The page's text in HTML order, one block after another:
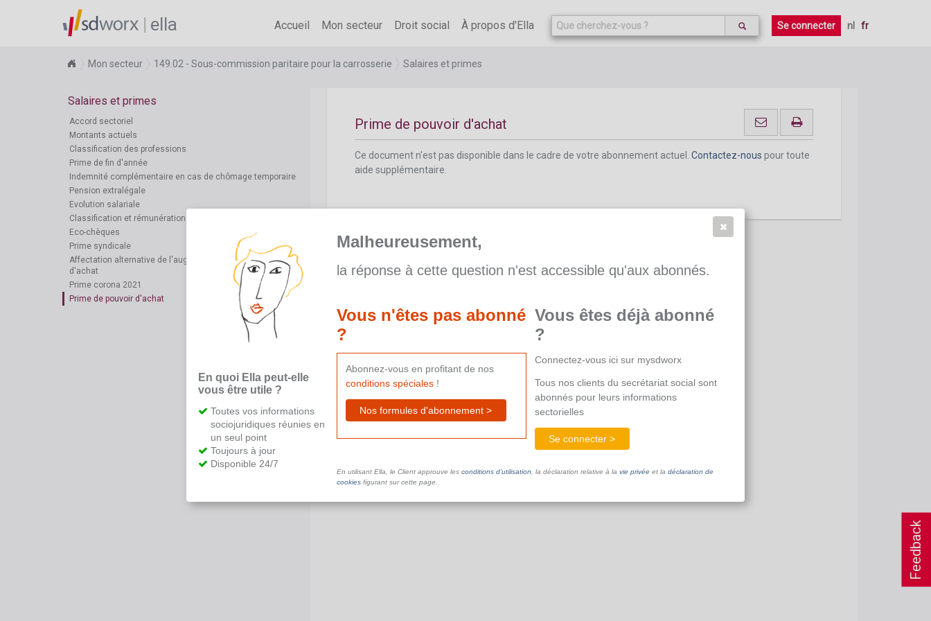
Feedback
ella Accueil Mon secteur Droit social À propos d'Ella Se connecter nl fr
Mon secteur 149.02 - Sous-commission paritaire pour la carrosserie Salaires et primes
Salaires et primes
Accord sectoriel
Montants actuels
Classification des professions
Prime de fin d'année
Indemnité complémentaire en cas de chômage temporaire
Pension extralégale
Evolution salariale
Classification et rémunération
Eco-chèques
Prime syndicale
Affectation alternative de l'augmentation du pouvoir
d'achat
Prime corona 2021
Prime de pouvoir d'achat
aide supplémentaire.
Prime de pouvoir d'achat
Ce document n'est pas disponible dans le cadre de votre abonnement actuel. Contactez-nous pour toute
aide supplémentaire.
En quoi Ella peut-elle
vous être utile ?
Toutes vos informations
sociojuridiques réunies en
un seul point
Toujours à jour
Disponible 24/7
Malheureusement,
la réponse à cette question n'est accessible qu'aux abonnés.
Vous n'êtes pas abonné
?
Abonnez-vous en profitant de nos
conditions spéciales!
Nos formules d'abonnement >
Vous êtes déjà abonné
?
Connectez-vous ici sur mysdworx
Tous nos clients du secrétariat social sont
abonnés pour leurs informations
sectorielles
Se connecter >
En utilisant Ella, le Client approuve les conditions d’utilisation , la déclaration relative à la vie privéeet la déclaration de
cookiesfigurant sur cette page.